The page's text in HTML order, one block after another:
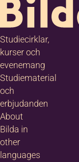
Studiecirklar,
kurser och
evenemang
Studiematerial
och
erbjudanden
About
Bilda in
other
languages